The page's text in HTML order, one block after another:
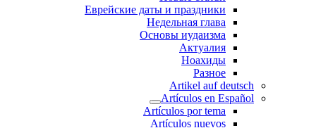
Еврейские даты и праздники
Недельная глава
Основы иудаизма
Актуалия
Ноахиды
Разное
Artikel auf deutsch
Artículos en Español
Artículos por tema
Artículos nuevos